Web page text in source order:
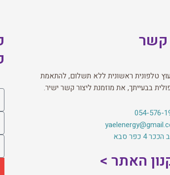
קשר
טלפונית ראשונית ללא תשלום, להתאמת
בבעייתך, את מוזמנת ליצור קשר ישיר.
054-576-
4 כפר סבא
האתר >